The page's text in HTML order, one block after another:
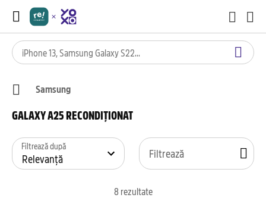
Samsung
GALAXY A25 RECONDIȚIONAT
8rezultate
Filtrează după Filtrează